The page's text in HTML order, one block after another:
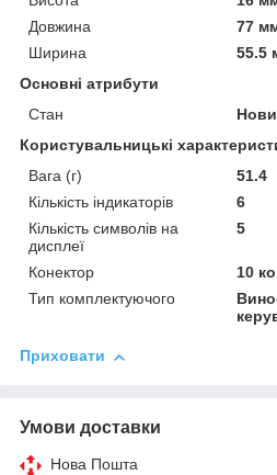
Довжина
77
Ширина
55.5
Основні атрибути
Стан
Користувальницькі
Вага (г)
51.4
Кількість індикаторів
6
Кількість символів на
дисплеї
5
Конектор
10
Тип комплектуючого
Приховати
Умови доставки
Нова Пошта